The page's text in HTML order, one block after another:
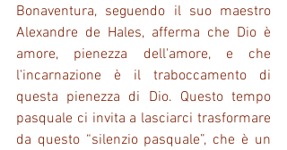
Bonaventura, seguendo il suo maestro
Alexandre de Hales, afferma che Dio è
amore, pienezza dell'amore, e che
l'incarnazione è il traboccamento di
questa pienezza di Dio. Questo tempo
pasquale ci invita a lasciarci trasformare
da questo “silenzio pasquale”, che è un